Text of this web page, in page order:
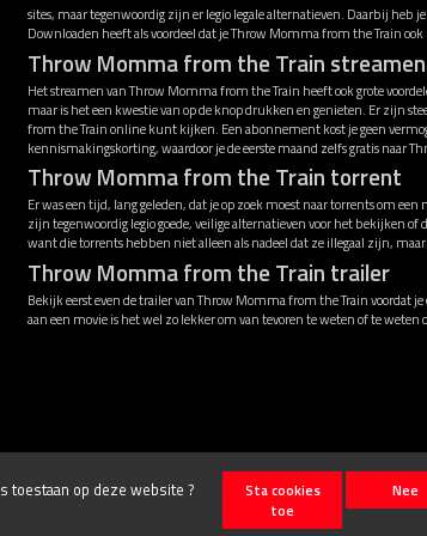
sites, maar tegenwoordig zijn er legio legale alternatieven. Daarbij heb
Downloaden heeft als voordeel dat je Throw Momma from the Train
Throw Momma from the Train streamen
Het streamen van Throw Momma from the Train heeft ook grote
maar is het een kwestie van op de knop drukken en genieten. Er zijn
from the Train online kunt kijken. Een abonnement kost je geen
kennismakingskorting, waardoor je de eerste maand zelfs gratis naar
Throw Momma from the Train torrent
Er was een tijd, lang geleden, dat je op zoek moest naar torrents om
zijn tegenwoordig legio goede, veilige alternatieven voor het bekijken
want die torrents hebben niet alleen als nadeel dat ze illegaal zijn,
Throw Momma from the Train trailer
Bekijk eerst even de trailer van Throw Momma from the Train voordat
aan een movie is het wel zo lekker om van tevoren te weten of te weten
toestaan op deze website ?
Sta cookies
toe
Nee